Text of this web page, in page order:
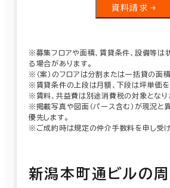
資料請求
※募集フロアや面積、賃貸条件、設備等は
る場合があります。
※（案）のフロアは分割または一括貸の面積
※賃貸条件の上段は月額、下段は坪単価を
※賃料、共益費は別途消費税の対象となり
※掲載写真や図面（パース含む）が現況と
優先します。
※ご成約時は規定の仲介手数料を申し受け
新潟本町通ビルの